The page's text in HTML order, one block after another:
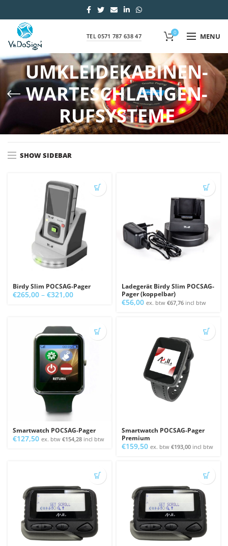
TEL 0571 787 638 47
0 MENU
UMKLEIDEKABINEN-
WARTESCHLANGEN-
RUFSYSTEME
SHOW SIDEBAR
Birdy Slim POCSAG-Pager
€265,00 – €321,00Preisspanne:
Ladegerät Birdy Slim POCSAG-
Pager (koppelbar)
€56,00 ex. btw €67,76 incl btw
Smartwatch POCSAG-Pager
€127,50 ex. btw €154,28 incl btw
Smartwatch POCSAG-Pager
Premium
€159,50 ex. btw €193,00 incl btw